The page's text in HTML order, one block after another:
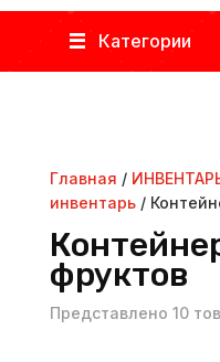
Категории
Главная /
инвентарь/
фруктов
Представлено 10